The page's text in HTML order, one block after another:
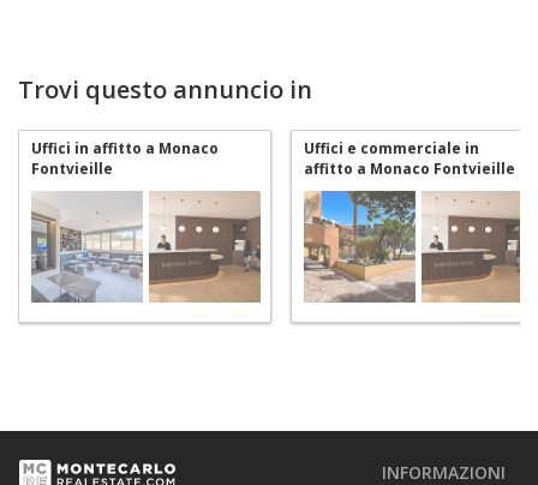
Trovi questo annuncio in
Uffici in affitto a Monaco
Fontvieille
Uffici e commerciale in
affitto a Monaco Fontvieille
INFORMAZIONI